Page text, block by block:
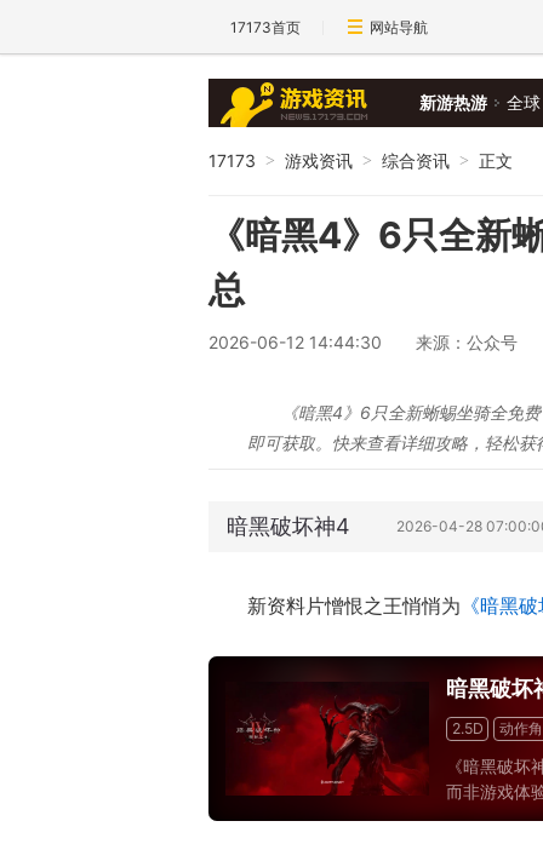
17173首页 网站导航
新游热游 全球
17173 > 游戏资讯 > 综合资讯 > 正文
《暗黑4》6只全新
总
2026-06-12 14:44:30 来源：公众号
《暗黑4》6只全新蜥蜴坐骑全免
即可获取。快来查看详细攻略，轻松获
暗黑破坏神4 2026-04-28
新资料片憎恨之王悄悄为 《暗黑
暗黑破坏
2.5D 动作
《暗黑破
而非游戏体
带来更深层